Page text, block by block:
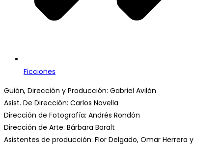
Ficciones
Guión, Dirección y Producción: Gabriel Avilán
Asist. De Dirección: Carlos Novella
Dirección de Fotografía: Andrés Rondón
Dirección de Arte: Bárbara Baralt
Asistentes de producción: Flor Delgado, Omar Herrera y